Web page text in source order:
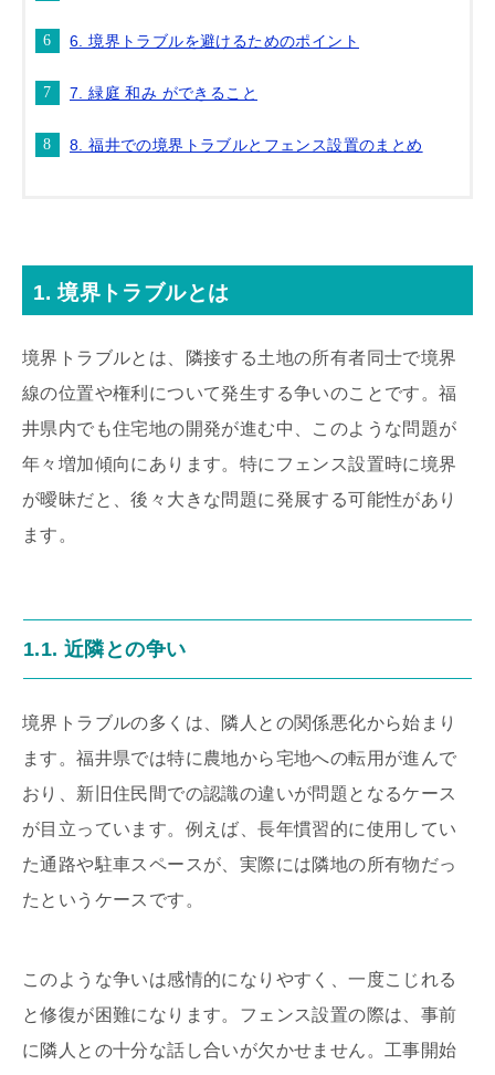
6. 境界トラブルを避けるためのポイント
7. 緑庭 和み ができること
8. 福井での境界トラブルとフェンス設置のまとめ
1. 境界トラブルとは
境界トラブルとは、隣接する土地の所有者同士で境界
線の位置や権利について発生する争いのことです。福
井県内でも住宅地の開発が進む中、このような問題が
年々増加傾向にあります。特にフェンス設置時に境界
が曖昧だと、後々大きな問題に発展する可能性があり
ます。
1.1. 近隣との争い
境界トラブルの多くは、隣人との関係悪化から始まり
ます。福井県では特に農地から宅地への転用が進んで
おり、新旧住民間での認識の違いが問題となるケース
が目立っています。例えば、長年慣習的に使用してい
た通路や駐車スペースが、実際には隣地の所有物だっ
たというケースです。
このような争いは感情的になりやすく、一度こじれる
と修復が困難になります。フェンス設置の際は、事前
に隣人との十分な話し合いが欠かせません。工事開始